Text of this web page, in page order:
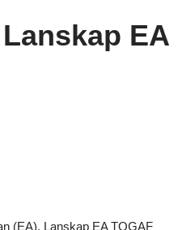
EA
(EA), Lanskap EA TOGAF